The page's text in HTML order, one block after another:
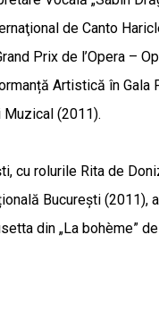
de Canto
Prix de l’Opera –
Artistică în
Muzical (2011).
cu rolurile Rita de
București (2011),
din „La bohème”